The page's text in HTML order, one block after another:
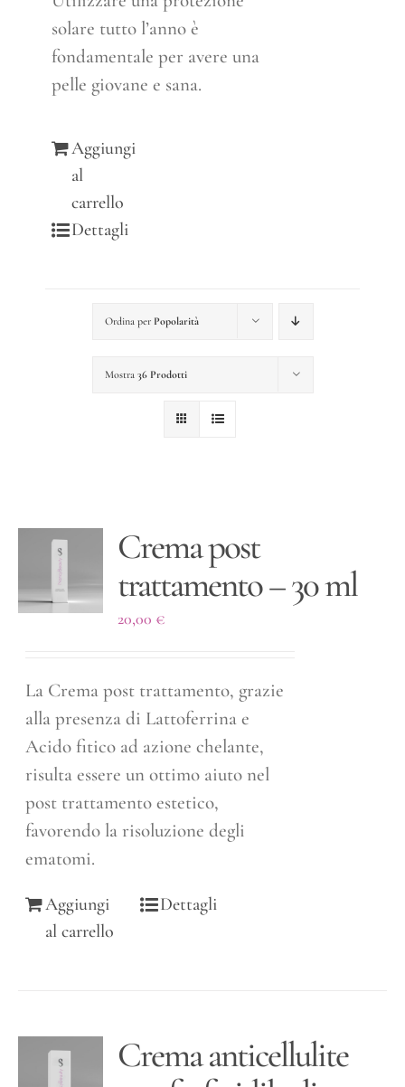
solare tutto l’anno è
fondamentale per avere una
pelle giovane e sana.
Aggiungi
al
carrello
Dettagli
Ordina per Popolarità
Mostra 36 Prodotti
Crema post
trattamento – 30 ml
20,00 €
La Crema post trattamento, grazie
alla presenza di Lattoferrina e
Acido fitico ad azione chelante,
risulta essere un ottimo aiuto nel
post trattamento estetico,
favorendo la risoluzione degli
ematomi.
Aggiungi
al carrello
Dettagli
Crema anticellulite